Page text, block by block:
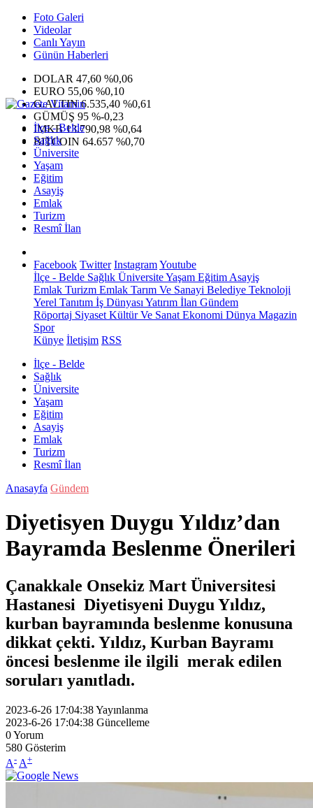
Foto Galeri
Videolar
Canlı Yayın
Günün Haberleri
DOLAR 47,60 %0,06
EURO 55,06 %0,10
G.ALTIN6.535,40 %0,61
GÜMÜŞ 95 %-0,23
IMKB13.790,98 %0,64
BITCOIN 64.657 %0,70
İlçe - Belde
Sağlık
Üniversite
Yaşam
Eğitim
Asayiş
Emlak
Turizm
Resmî İlan
Facebook Twitter InstagramYoutube
İlçe - Belde Sağlık ÜniversiteYaşam Eğitim Asayiş
Emlak Turizm Emlak Tarım Ve Sanayi Belediye Teknoloji
Yerel Tanıtım İş Dünyası Yatırım İlan Gündem
Röportaj Siyaset Kültür Ve Sanat Ekonomi Dünya Magazin
Spor
Künye İletişim RSS
İlçe - Belde
Sağlık
Üniversite
Yaşam
Eğitim
Asayiş
Emlak
Turizm
Resmî İlan
Anasayfa Gündem
Diyetisyen Duygu Yıldız’dan
Bayramda Beslenme Önerileri
Çanakkale Onsekiz Mart Üniversitesi
Hastanesi Diyetisyeni Duygu Yıldız,
kurban bayramında beslenme konusuna
dikkat çekti. Yıldız, Kurban Bayramı
öncesi beslenme ile ilgili merak edilen
soruları yanıtladı.
2023-6-26 17:04:38Yayınlanma
2023-6-26 17:04:38 Güncelleme
0Yorum
580 Gösterim
A- A+